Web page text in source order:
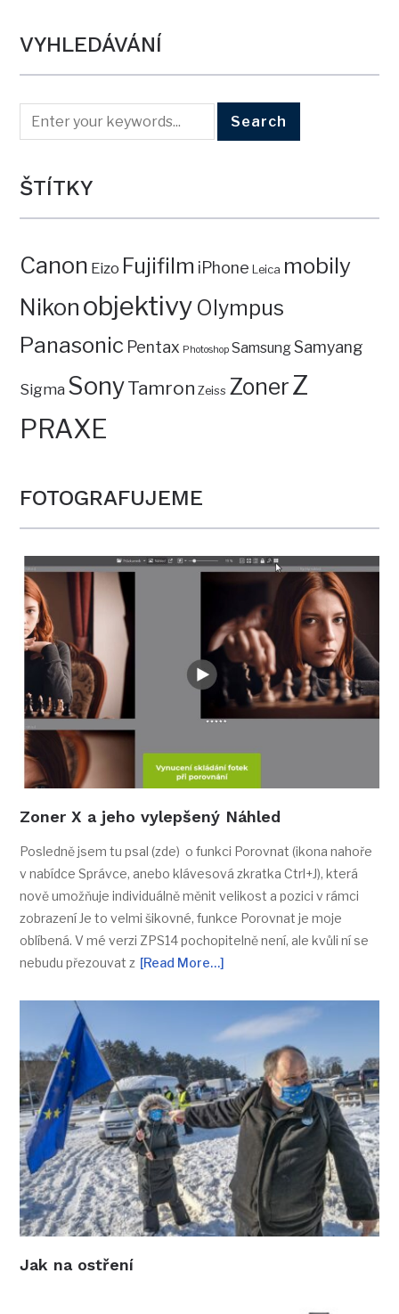
VYHLEDÁVÁNÍ
ŠTÍTKY
Canon Eizo Fujifilm iPhone Leica mobily
Nikon objektivy Olympus
Panasonic Pentax Photoshop SamsungSamyang
Sigma SonyTamron Zeiss ZonerZ
PRAXE
FOTOGRAFUJEME
Zoner X a jeho vylepšený Náhled
Posledně jsem tu psal (zde) o funkci Porovnat (ikona nahoře
v nabídce Správce, anebo klávesová zkratka Ctrl+J), která
nově umožňuje individuálně měnit velikost a pozici v rámci
zobrazení Je to velmi šikovné, funkce Porovnat je moje
oblíbená. V mé verzi ZPS14 pochopitelně není, ale kvůli ní se
nebudu přezouvat z [Read More…]
Jak na ostření